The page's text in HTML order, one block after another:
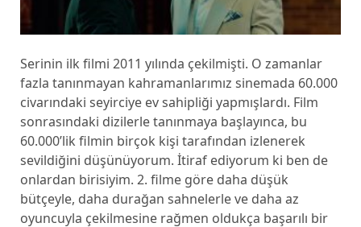
Serinin ilk filmi 2011 yılında çekilmişti. O zamanlar
fazla tanınmayan kahramanlarımız sinemada 60.000
civarındaki seyirciye ev sahipliği yapmışlardı. Film
sonrasındaki dizilerle tanınmaya başlayınca, bu
60.000’lik filmin birçok kişi tarafından izlenerek
sevildiğini düşünüyorum. İtiraf ediyorum ki ben de
onlardan birisiyim. 2. filme göre daha düşük
bütçeyle, daha durağan sahnelerle ve daha az
oyuncuyla çekilmesine rağmen oldukça başarılı bir